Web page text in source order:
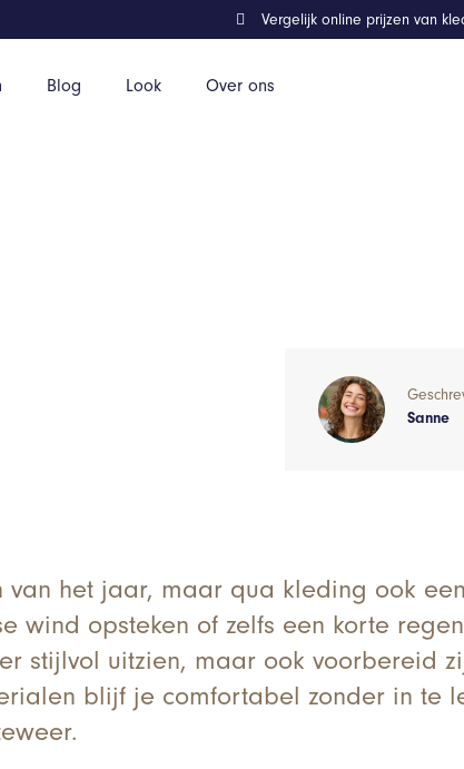
Blog Look Over ons
Vergelijk online prijzen van
Sanne
van het jaar, maar qua kleding ook
wind opsteken of zelfs een korte
stijlvol uitzien, maar ook voorbereid
blijf je comfortabel zonder in te